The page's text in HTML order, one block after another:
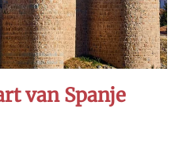
van Spanje